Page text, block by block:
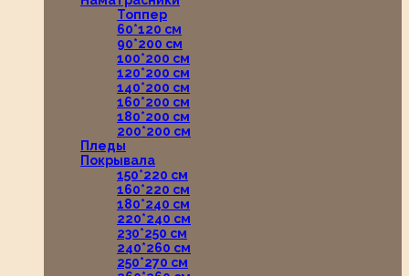
Топпер
60*120 см
90*200 см
100*200 см
120*200 см
140*200 см
160*200 см
180*200 см
200*200 см
Пледы
Покрывала
150*220 см
160*220 см
180*240 см
220*240 см
230*250 см
240*260 см
250*270 см